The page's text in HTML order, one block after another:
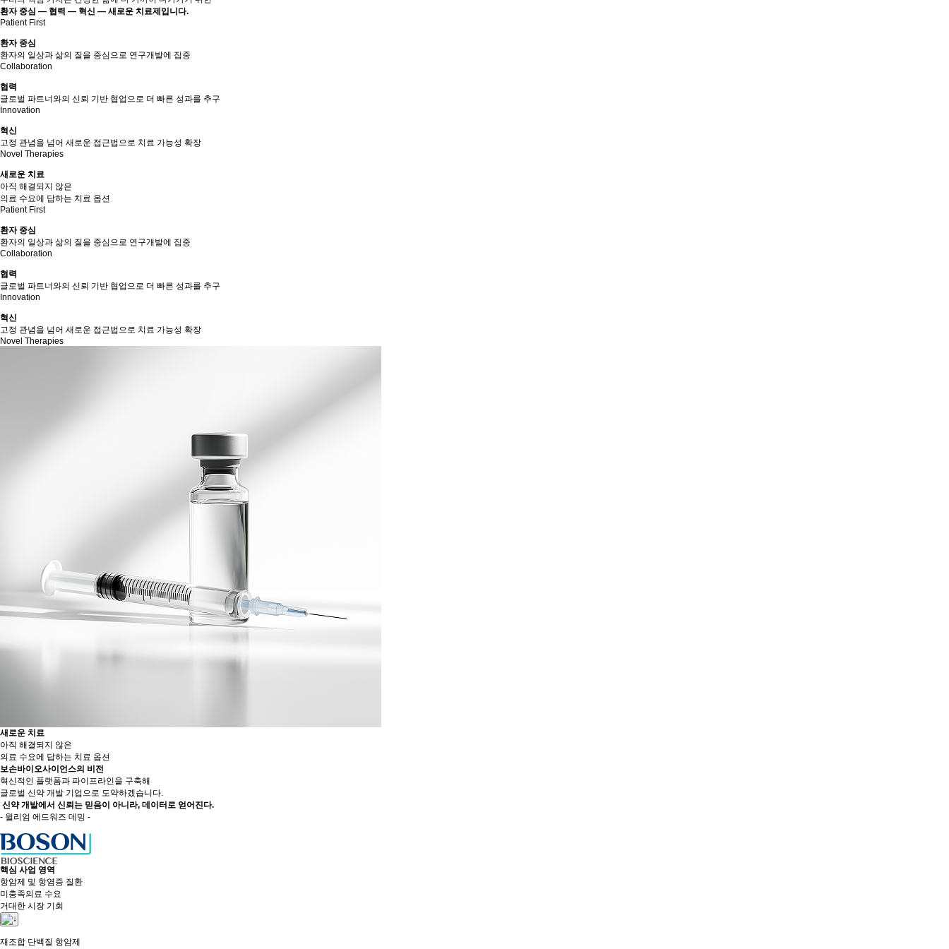
환자 중심 — 협력 — 혁신 — 새로운 치료제입니다.
Patient First
환자 중심
환자의 일상과 삶의 질을 중심으로 연구개발에 집중
Collaboration
협력
글로벌 파트너와의 신뢰 기반 협업으로 더 빠른 성과를 추구
Innovation
혁신
고정 관념을 넘어 새로운 접근법으로 치료 가능성 확장
Novel Therapies
새로운 치료
아직 해결되지 않은
의료 수요에 답하는 치료 옵션
Patient First
환자 중심
환자의 일상과 삶의 질을 중심으로 연구개발에 집중
Collaboration
협력
글로벌 파트너와의 신뢰 기반 협업으로 더 빠른 성과를 추구
Innovation
혁신
고정 관념을 넘어 새로운 접근법으로 치료 가능성 확장
Novel Therapies
새로운 치료
아직 해결되지 않은
의료 수요에 답하는 치료 옵션
보손바이오사이언스의 비전
혁신적인 플랫폼과 파이프라인을 구축해
글로벌 신약 개발 기업으로 도약하겠습니다.
신약 개발에서 신뢰는 믿음이 아니라, 데이터로 얻어진다.
- 윌리엄 에드워즈 데밍 -
핵심 사업 영역
항암제 및 항염증 질환
미충족의료 수요
거대한 시장 기회
재조합 단백질 항암제